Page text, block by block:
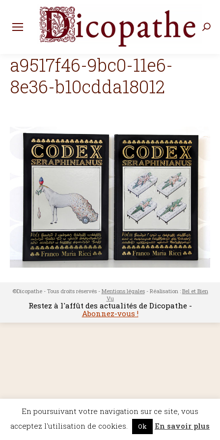
a9517f46-9bc0-11e6-
8e36-b10cdda18012
©Dicopathe - Tous droits réservés - Mentions légales- Réalisation : Bel et Bien
Vu
Restez à l'affût des actualités de Dicopathe -
Abonnez-vous !
En poursuivant votre navigation sur ce site, vous
acceptez l'utilisation de cookies.
Ok En savoir plus